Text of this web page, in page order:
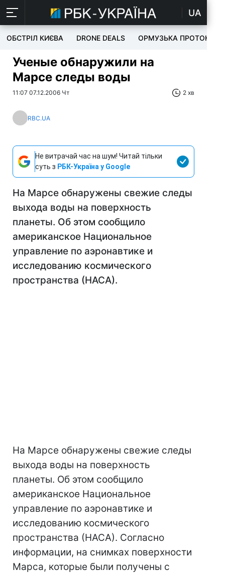
UA
ОБСТРІЛ КИЄВА DRONE DEALS ОРМУЗЬКА ПРОТОКА
Ученые обнаружили на
Марсе следы воды
11:07 07.12.2006 Чт 2 хв
RBC.UA
Не витрачай час на шум! Читай тільки
суть з РБК-Україна у Google
На Марсе обнаружены свежие следы
выхода воды на поверхность
планеты. Об этом сообщило
американское Национальное
управление по аэронавтике и
исследованию космического
пространства (НАСА).
На Марсе обнаружены свежие следы
выхода воды на поверхность
планеты. Об этом сообщило
американское Национальное
управление по аэронавтике и
исследованию космического
пространства (НАСА). Согласно
информации, на снимках поверхности
Марса, которые были получены с